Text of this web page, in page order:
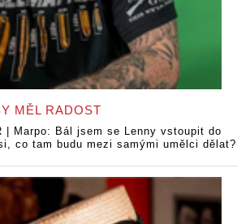
MĚL RADOST
| Marpo: Bál jsem se Lenny vstoupit do
co tam budu mezi samými umělci dělat?